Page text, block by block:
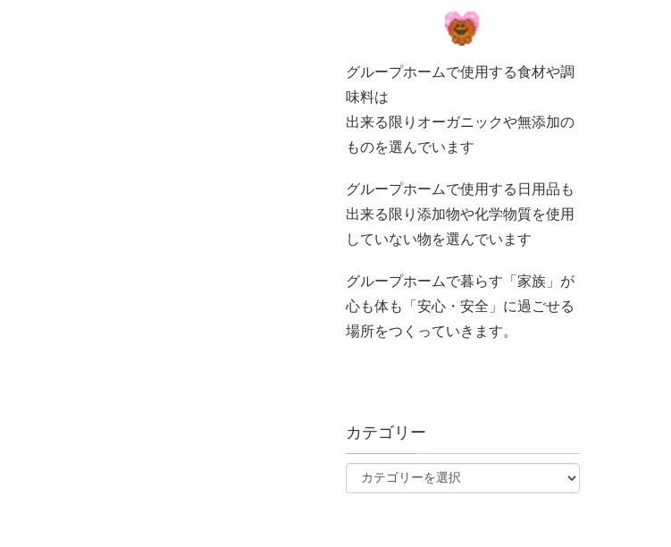
グループホームで使用する食材や調
味料は
出来る限りオーガニックや無添加の
ものを選んでいます
グループホームで使用する日用品も
出来る限り添加物や化学物質を使用
していない物を選んでいます
グループホームで暮らす「家族」が
心も体も「安心・安全」に過ごせる
場所をつくっていきます。
カテゴリー